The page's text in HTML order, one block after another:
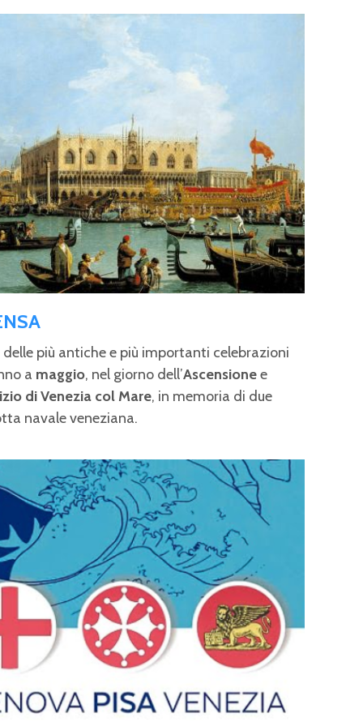
delle più antiche e più importanti celebrazioni
a maggio, nel giorno dell’Ascensionee
di Venezia col Mare, in memoria di due
navale veneziana.